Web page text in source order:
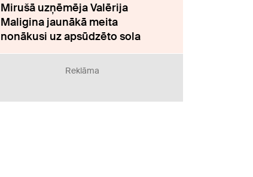
Mirušā uzņēmēja Valērija
Maligina jaunākā meita
nonākusi uz apsūdzēto sola
Reklāma